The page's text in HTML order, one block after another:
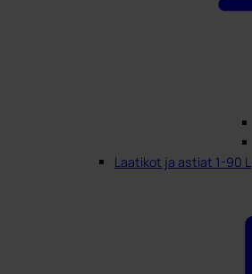
Laatikot ja astiat 1-90 L